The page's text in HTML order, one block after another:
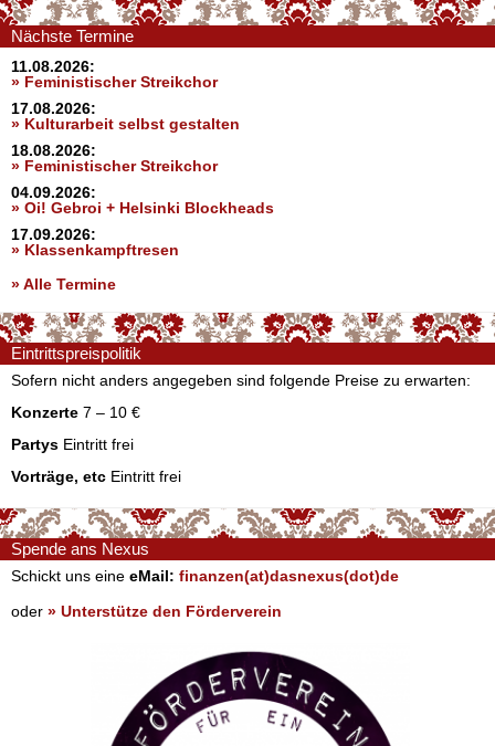
Nächste Termine
11.08.2026:
» Feministischer Streikchor
17.08.2026:
» Kulturarbeit selbst gestalten
18.08.2026:
» Feministischer Streikchor
04.09.2026:
» Oi! Gebroi + Helsinki Blockheads
17.09.2026:
» Klassenkampftresen
» Alle Termine
Eintrittspreispolitik
Sofern nicht anders angegeben sind folgende Preise zu erwarten:
Konzerte 7 – 10 €
Partys Eintritt frei
Vorträge, etc Eintritt frei
Spende ans Nexus
Schickt uns eine eMail: finanzen(at)dasnexus(dot)de
oder » Unterstütze den Förderverein